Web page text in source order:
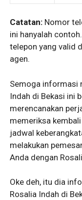
Catatan: Nomor
ini hanyalah
telepon yang valid
agen.
Semoga informasi
Indah di Bekasi ini
merencanakan
memeriksa
jadwal
melakukan
Anda dengan
Oke deh, itu dia
Rosalia Indah di